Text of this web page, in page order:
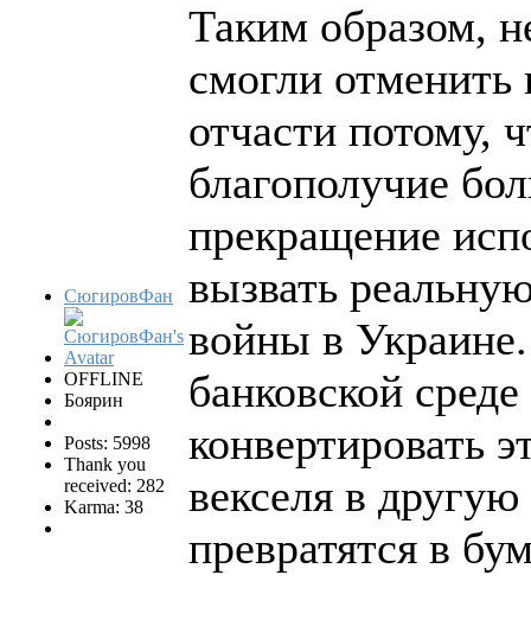
СюгировФан
OFFLINE
Боярин
Posts: 5998
Thank you
received: 282
Karma: 38
Таким образом,
смогли
отчасти потому,
благополучие
прекращение
вызвать
войны в
банковской
конвертировать
векселя в
превратятся в